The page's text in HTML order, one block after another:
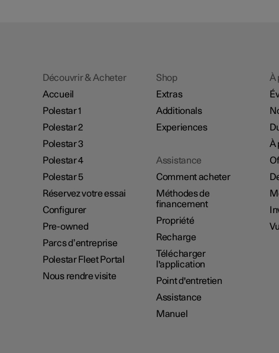
Découvrir & Acheter
Accueil
Polestar 1
Polestar 2
Polestar 3
Polestar 4
Polestar 5
Réservez votre essai
Configurer
Pre-owned
Parcs d’entreprise
Polestar Fleet Portal
Nous rendre visite
Shop
Extras
Additionals
Experiences
Assistance
Comment acheter
Méthodes de
financement
Propriété
Recharge
Télécharger
l'application
Point d'entretien
Assistance
Manuel
À
À